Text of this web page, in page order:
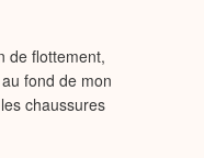
de flottement,
fond de mon
chaussures